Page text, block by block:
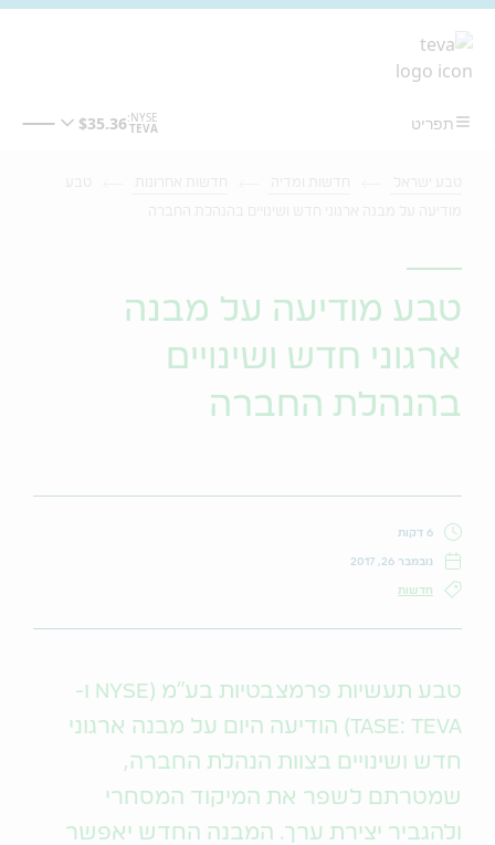
טבע מודיעה על מבנה
ארגוני חדש ושינויים
בהנהלת החברה
6 דקות
נובמבר 26, 2017
חדשות
טבע תעשיות פרמצבטיות בע"מ (NYSE ו-
TASE: TEVA) הודיעה היום על מבנה ארגוני
חדש ושינויים בצוות הנהלת החברה,
שמטרתם לשפר את המיקוד המסחרי
ולהגביר יצירת ערך. המבנה החדש יאפשר